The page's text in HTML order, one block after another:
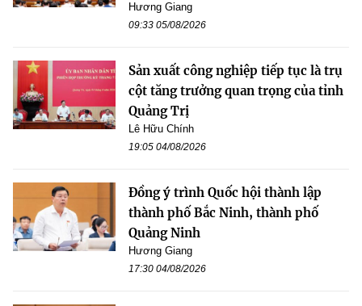
Hương Giang
09:33 05/08/2026
Sản xuất công nghiệp tiếp tục là trụ
cột tăng trưởng quan trọng của tỉnh
Quảng Trị
Lê Hữu Chính
19:05 04/08/2026
Đồng ý trình Quốc hội thành lập
thành phố Bắc Ninh, thành phố
Quảng Ninh
Hương Giang
17:30 04/08/2026